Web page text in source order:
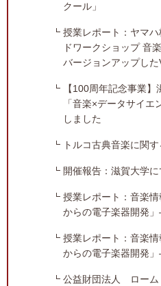
クール」
授業レポート：ヤマ
ドワークショップ 音
バージョンアップし
【100周年記念事業
「音楽×データサイ
しました
トルコ古典音楽に関
開催報告：滋賀大学
授業レポート：音楽
からの電子楽器開発
授業レポート：音楽
からの電子楽器開発
公益財団法人 ローム